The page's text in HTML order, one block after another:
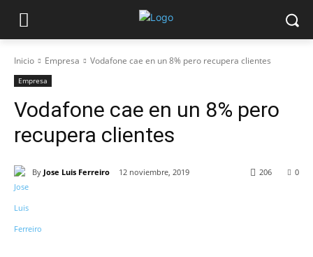
Inicio Empresa Vodafone cae en un 8% pero recupera clientes
Empresa
Vodafone cae en un 8% pero
recupera clientes
By Jose Luis Ferreiro 12 noviembre, 2019 0
206